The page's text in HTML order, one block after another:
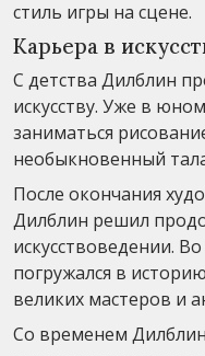
стиль игры на сцене.
Карьера в
С детства Дилблин
искусству. Уже в
заниматься
необыкновенный
После окончания
Дилблин решил
искусствоведении.
погружался в
великих мастеров и
Со временем